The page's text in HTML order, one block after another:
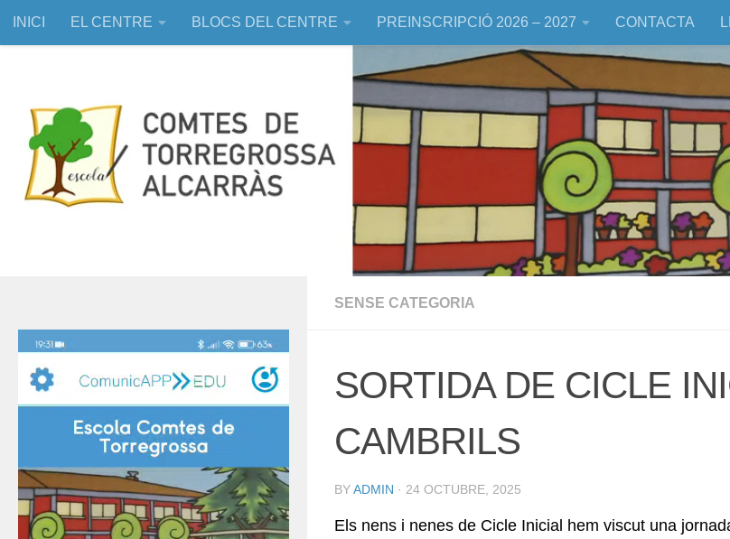
Skip to content
INICI EL CENTRE BLOCS DEL CENTRE PREINSCRIPCIÓ 2026 – 2027 CONTACTA
SENSE CATEGORIA
SORTIDA DE CICLE
CAMBRILS
BYADMIN · 24 OCTUBRE, 2025
Els nens i nenes de Cicle Inicial hem viscut una
Reproductor
vídeo